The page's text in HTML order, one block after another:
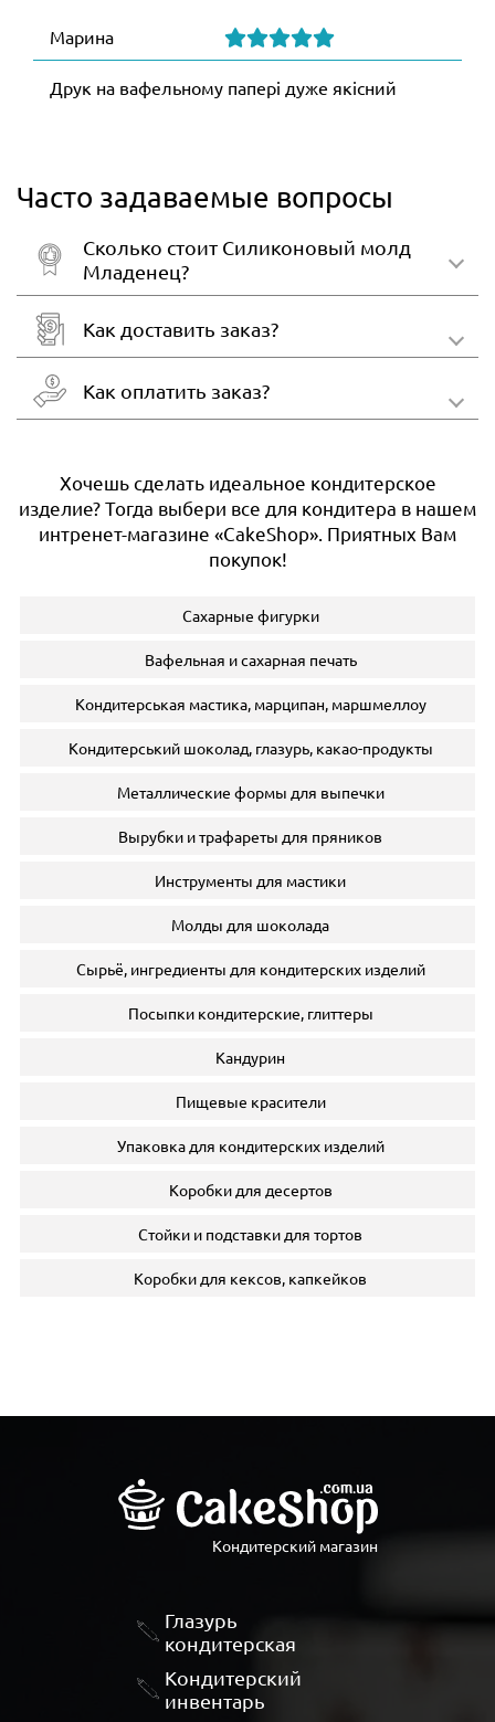
Марина
Друк на вафельному папері дуже якісний
Часто задаваемые вопросы
Сколько стоит Силиконовый молд
Младенец?
Как доставить заказ?
Как оплатить заказ?
Хочешь сделать идеальное кондитерское
изделие? Тогда выбери все для кондитера в нашем
интренет-магазине «CakeShop». Приятных Вам
покупок!
Сахарные фигурки
Вафельная и сахарная печать
Кондитерськая мастика, марципан, маршмеллоу
Кондитерський шоколад, глазурь, какао-продукты
Металлические формы для выпечки
Вырубки и трафареты для пряников
Инструменты для мастики
Молды для шоколада
Сырьё, ингредиенты для кондитерских изделий
Посыпки кондитерские, глиттеры
Кандурин
Пищевые красители
Упаковка для кондитерских изделий
Коробки для десертов
Стойки и подставки для тортов
Коробки для кексов, капкейков
Кондитерский магазин
Глазурь
кондитерская
Кондитерский
инвентарь